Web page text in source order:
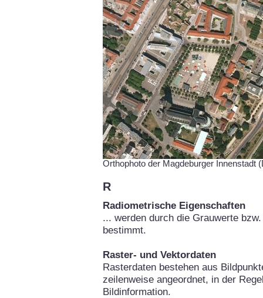
Orthophoto der Magdeburger Innenstadt
R
Radiometrische Eigenschaften
... werden durch die Grauwerte
bestimmt.
Raster- und Vektordaten
Rasterdaten bestehen aus
zeilenweise angeordnet, in der
Bildinformation.